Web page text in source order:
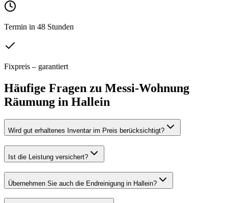
Termin in 48 Stunden
Fixpreis – garantiert
Häufige Fragen zu Messi-Wohnung
Räumung in Hallein
Wird gut erhaltenes Inventar im Preis berücksichtigt?
Ist die Leistung versichert?
Übernehmen Sie auch die Endreinigung in Hallein?